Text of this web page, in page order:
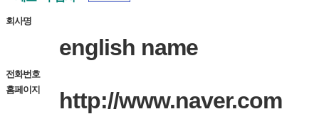
회사명
english name
전화번호
홈페이지
http://www.naver.com